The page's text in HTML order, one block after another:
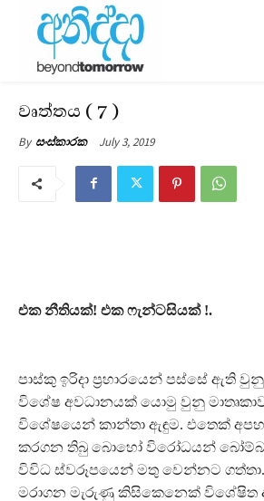
වෘත්තය ( 7 )
By සංස්කාරක July 3, 2019
එක නීතියක්! එක ෆැන්ටසියක් !.
පාස්කු ඉරිදා ප‍්‍රහාරයෙන් පස්සේ ඇති
විශේෂ අවධානයක් යොමු වුනු
විශේෂයෙන් කාන්තා ඇඳුම. එතෙක්
කරගන තිබු බොහෝ විරෝධයන් බෝම්බ
විවිධ ස්වරූපයෙන් මතු වෙන්නට
මරාගන මැරුණු කිසිකෙනෙක් විශේෂිත